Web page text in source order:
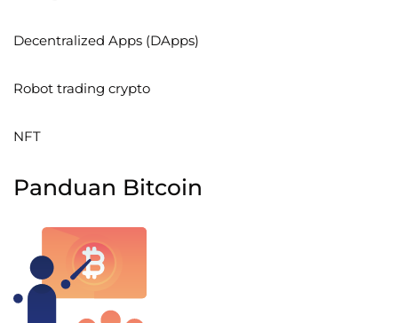
Decentralized Apps (DApps)
Robot trading crypto
NFT
Panduan Bitcoin